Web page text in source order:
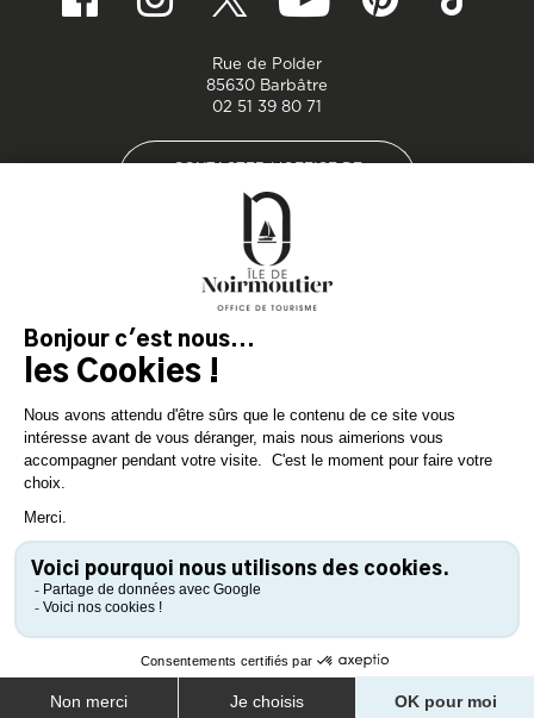
Mentions légalesGérer les cookies
MAGAZINE
DE L'ÎLE
Inspirez-vous et
préparez votre séjour
TÉLÉCHARGEZ
TÉLÉCHARGEZ
Rue de Polder
85630 Barbâtre
02 51 39 80 71
CONTACTER L'OFFICE DE
TOURISME
CONTACTER L'OFFICE DE
TOURISME